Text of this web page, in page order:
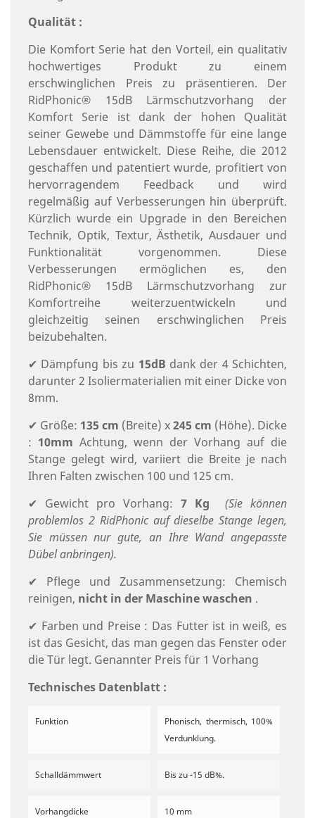
Qualität :
Die Komfort Serie hat den Vorteil, ein qualitativ
hochwertiges Produkt zu einem
erschwinglichen Preis zu präsentieren. Der
RidPhonic® 15dB Lärmschutzvorhang der
Komfort Serie ist dank der hohen Qualität
seiner Gewebe und Dämmstoffe für eine lange
Lebensdauer entwickelt. Diese Reihe, die 2012
geschaffen und patentiert wurde, profitiert von
hervorragendem Feedback und wird
regelmäßig auf Verbesserungen hin überprüft.
Kürzlich wurde ein Upgrade in den Bereichen
Technik, Optik, Textur, Ästhetik, Ausdauer und
Funktionalität vorgenommen. Diese
Verbesserungen ermöglichen es, den
RidPhonic® 15dB Lärmschutzvorhang zur
Komfortreihe weiterzuentwickeln und
gleichzeitig seinen erschwinglichen Preis
beizubehalten.
✔ Dämpfung bis zu 15dB dank der 4 Schichten,
darunter 2 Isoliermaterialien mit einer Dicke von
8mm.
✔ Größe: 135 cm (Breite) x245 cm (Höhe). Dicke
: 10mm Achtung, wenn der Vorhang auf die
Stange gelegt wird, variiert die Breite je nach
Ihren Falten zwischen 100 und 125 cm.
✔ Gewicht pro Vorhang: 7 Kg
(Sie können
problemlos 2 RidPhonic auf dieselbe Stange legen,
Sie müssen nur gute, an Ihre Wand angepasste
Dübel anbringen).
✔ Pflege und Zusammensetzung: Chemisch
reinigen, nicht in der Maschine waschen .
✔ Farben und Preise : Das Futter ist in weiß, es
ist das Gesicht, das man gegen das Fenster oder
die Tür legt. Genannter Preis für 1 Vorhang
Technisches Datenblatt :
Funktion
Phonisch, thermisch, 100%
Verdunklung.
Schalldämmwert Bis zu -15 dB%.
Vorhangdicke 10 mm